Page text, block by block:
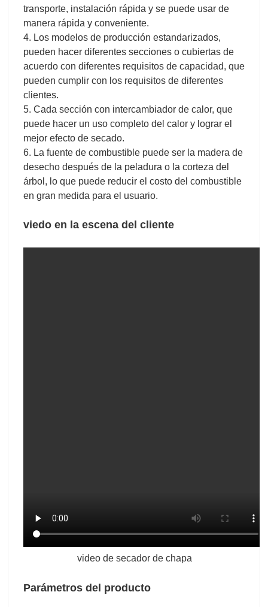
transporte, instalación rápida y se puede usar de
manera rápida y conveniente.
4. Los modelos de producción estandarizados,
pueden hacer diferentes secciones o cubiertas de
acuerdo con diferentes requisitos de capacidad, que
pueden cumplir con los requisitos de diferentes
clientes.
5. Cada sección con intercambiador de calor, que
puede hacer un uso completo del calor y lograr el
mejor efecto de secado.
6. La fuente de combustible puede ser la madera de
desecho después de la peladura o la corteza del
árbol, lo que puede reducir el costo del combustible
en gran medida para el usuario.
viedo en la escena del cliente
video de secador de chapa
Parámetros del producto